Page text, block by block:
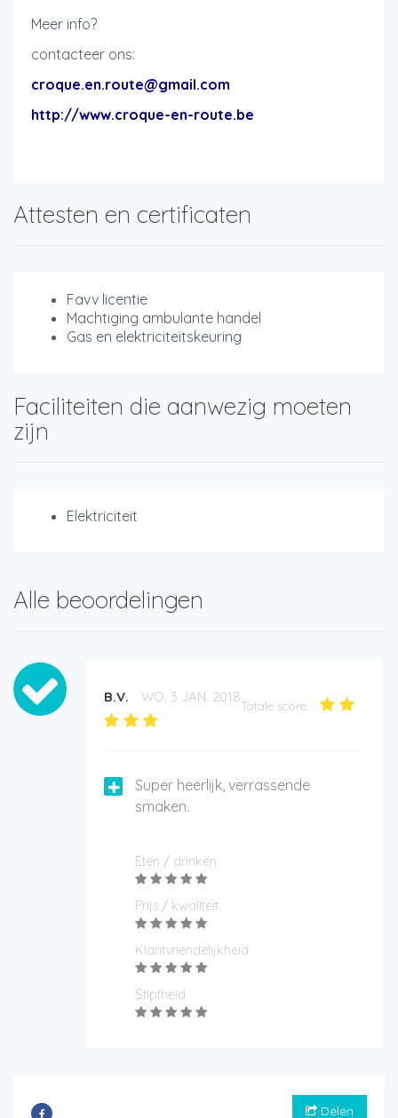
Meer info?
contacteer ons:
croque.en.route@gmail.com
http://www.croque-en-route.be
Attesten en certificaten
Favv licentie
Machtiging ambulante handel
Gas en elektriciteitskeuring
Faciliteiten die aanwezig moeten
zijn
Elektriciteit
Alle beoordelingen
B.V. WO. 3 JAN. 2018
Totale score:
Super heerlijk, verrassende
smaken.
Eten / drinken
Prijs / kwaliteit
Klantvriendelijkheid
Stiptheid
Delen